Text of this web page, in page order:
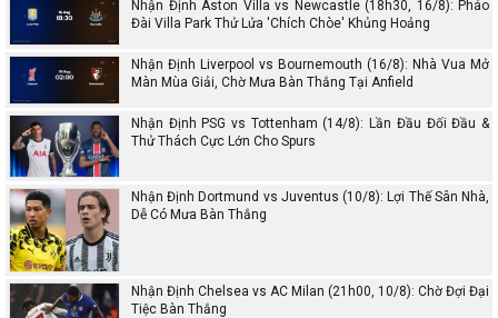
Nhận Định Aston Villa vs Newcastle (18h30, 16/8): Pháo
Đài Villa Park Thử Lửa 'Chích Chòe' Khủng Hoảng
Nhận Định Liverpool vs Bournemouth (16/8): Nhà Vua Mở
Màn Mùa Giải, Chờ Mưa Bàn Thắng Tại Anfield
Nhận Định PSG vs Tottenham (14/8): Lần Đầu Đối Đầu &
Thử Thách Cực Lớn Cho Spurs
Nhận Định Dortmund vs Juventus (10/8): Lợi Thế Sân Nhà,
Dễ Có Mưa Bàn Thắng
Nhận Định Chelsea vs AC Milan (21h00, 10/8): Chờ Đợi Đại
Tiệc Bàn Thắng